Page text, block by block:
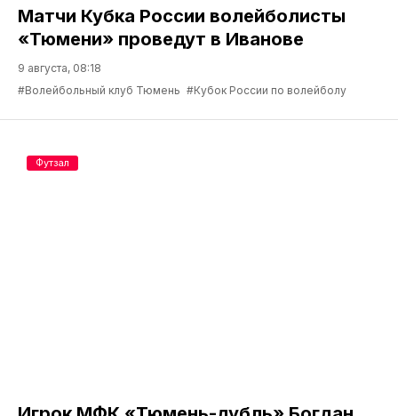
Матчи Кубка России волейболисты
«Тюмени» проведут в Иванове
9 августа, 08:18
#Волейбольный клуб Тюмень #Кубок России по волейболу
Футзал